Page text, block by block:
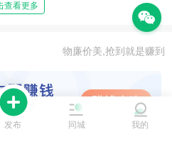
发布 同城 我的
查看更多
物廉价美,抢到就是赚到